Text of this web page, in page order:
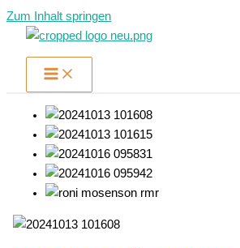
Zum Inhalt springen